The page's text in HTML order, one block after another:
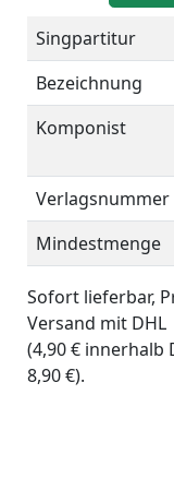
Singpartitur
Bezeichnung
Komponist
Verlagsnummer
Mindestmenge
Sofort lieferbar,
Versand mit DHL
(4,90 € innerhalb
8,90 €).